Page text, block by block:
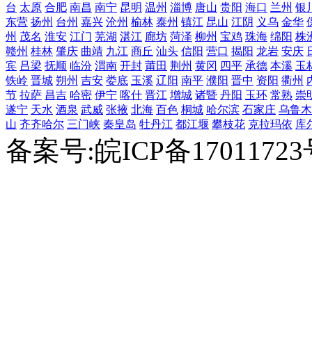
台 太原 合肥 南昌 南宁 昆明 温州 淄博 唐山 贵阳 海口 兰州 银
东营 扬州 台州 嘉兴 沧州 榆林 泰州 镇江 昆山 江阴 义乌 金华
州 茂名 淮安 江门 芜湖 湛江 廊坊 菏泽 柳州 宝鸡 珠海 绵阳 株
赣州 桂林 肇庆 曲靖 九江 商丘 汕头 信阳 营口 揭阳 龙岩 安庆
宾 吕梁 抚顺 临汾 渭南 开封 莆田 荆州 黄冈 四平 承德 本溪 玉
铁岭 晋城 朔州 吉安 娄底 玉溪 辽阳 南平 濮阳 晋中 资阳 衢州
节 拉萨 昌吉 哈密 伊宁 喀什 晋江 增城 诸暨 丹阳 玉环 常熟 崇
遂宁 天水 酒泉 武威 张掖 北海 百色 桐城 哈尔滨 石家庄 乌鲁
山 齐齐哈尔 三门峡 秦皇岛 牡丹江 都江堰 攀枝花 克拉玛依 库
备案号:皖ICP备